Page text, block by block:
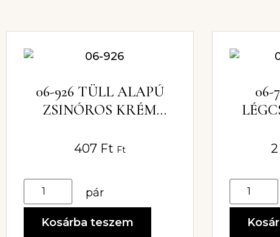
06-926 TÜLL ALAPÚ
ZSINÓROS KRÉM
407 Ft Ft
pár
Kosárba teszem
06-